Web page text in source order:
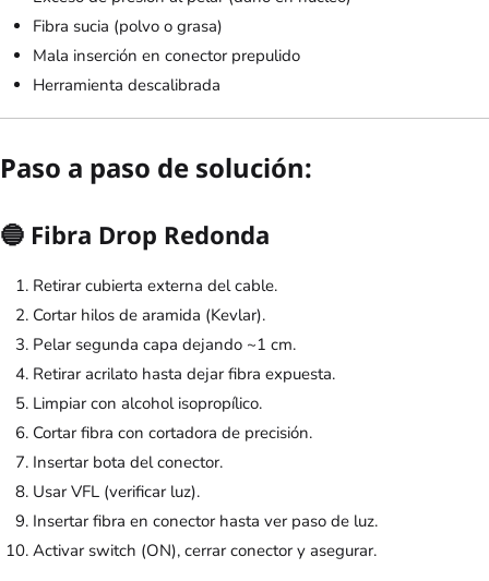
Fibra sucia (polvo o grasa)
Mala inserción en conector prepulido
Herramienta descalibrada
Paso a paso de solución:
🔵 Fibra Drop Redonda
Retirar cubierta externa del cable.
Cortar hilos de aramida (Kevlar).
Pelar segunda capa dejando ~1 cm.
Retirar acrilato hasta dejar fibra expuesta.
Limpiar con alcohol isopropílico.
Cortar fibra con cortadora de precisión.
Insertar bota del conector.
Usar VFL (verificar luz).
Insertar fibra en conector hasta ver paso de luz.
Activar switch (ON), cerrar conector y asegurar.